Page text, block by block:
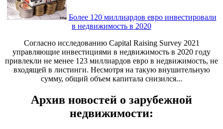
Более 120 миллиардов евро инвестировали
в недвижимость в 2020
Согласно исследованию Capital Raising Survey 2021
управляющие инвестициями в недвижимость в 2020 году
привлекли не менее 123 миллиардов евро в недвижимость, не
входящей в листинги. Несмотря на такую внушительную
сумму, общий объем капитала снизился...
Архив новостей о зарубежной
недвижимости: